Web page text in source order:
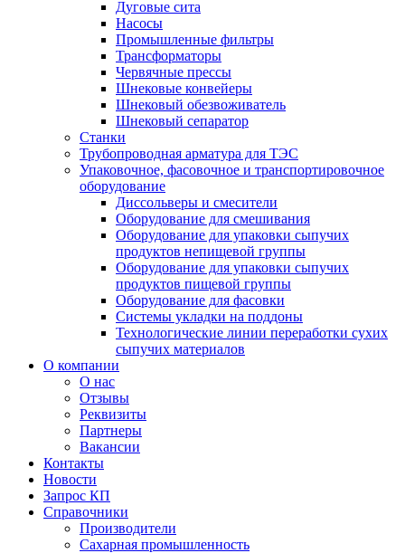
Дуговые сита
Насосы
Промышленные фильтры
Трансформаторы
Червячные прессы
Шнековые конвейеры
Шнековый обезвоживатель
Шнековый сепаратор
Станки
Трубопроводная арматура для ТЭС
Упаковочное, фасовочное и транспортировочное
оборудование
Диссольверы и смесители
Оборудование для смешивания
Оборудование для упаковки сыпучих
продуктов непищевой группы
Оборудование для упаковки сыпучих
продуктов пищевой группы
Оборудование для фасовки
Системы укладки на поддоны
Технологические линии переработки сухих
сыпучих материалов
О компании
О нас
Отзывы
Реквизиты
Партнеры
Вакансии
Контакты
Новости
Запрос КП
Справочники
Производители
Сахарная промышленность